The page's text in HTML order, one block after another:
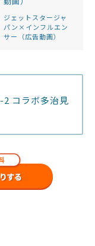
ジェットスタージャ
パン×インフルエン
サー（広告動画）
コラボ多治見